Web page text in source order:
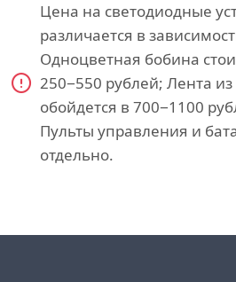
Цена на светодиодные
различается в
Одноцветная бобина
250−550 рублей; Лента
обойдется в 700−1100
Пульты управления и
отдельно.